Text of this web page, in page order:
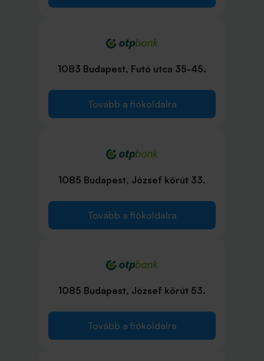
1083 Budapest, Futó utca 35-45.
Tovább a fiókoldalra
1085 Budapest, József körút 33.
Tovább a fiókoldalra
1085 Budapest, József körút 53.
Tovább a fiókoldalra